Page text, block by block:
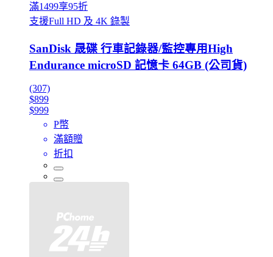
滿1499享95折
支援Full HD 及 4K 錄製
SanDisk 晟碟 行車記錄器/監控專用High
Endurance microSD 記憶卡 64GB (公司貨)
(307)
$899
$999
P幣
滿額贈
折扣